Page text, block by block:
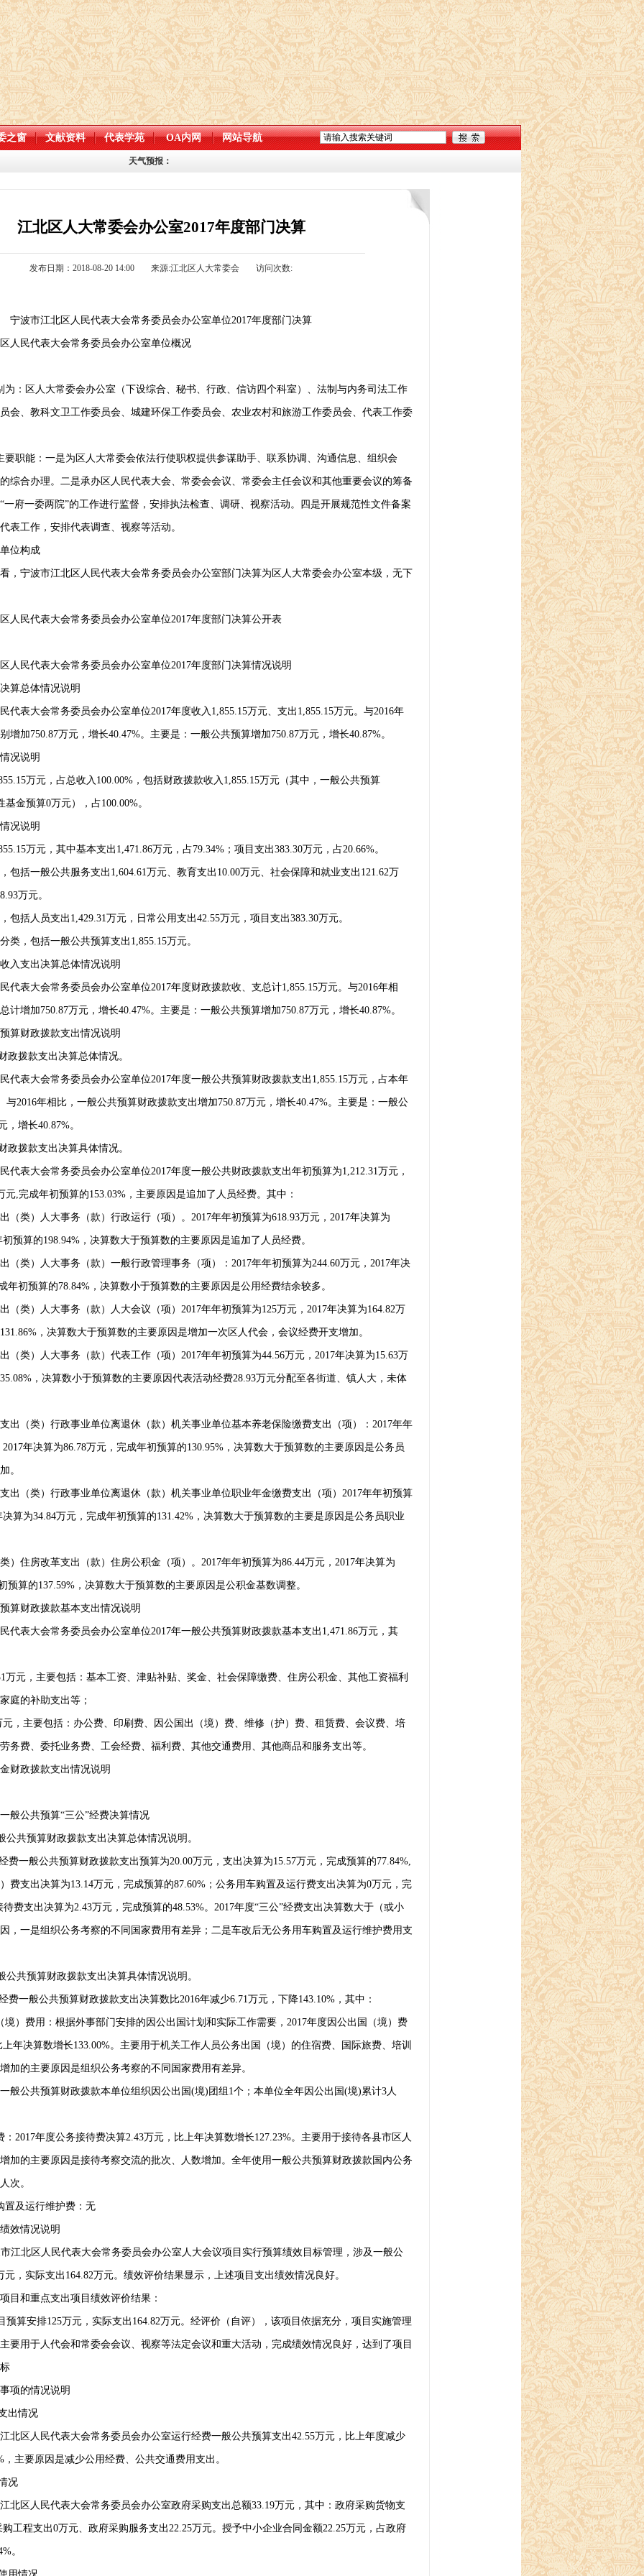
之窗 文献资料 代表学苑 OA内网 网站导航
天气预报：
江北区人大常委会办公室2017年度部门决算
发布日期：2018-08-20 14:00 来源:江北区人大常委会 访问次数:
宁波市江北区人民代表大会常务委员会办公室单位2017年度部门决算
民代表大会常务委员会办公室单位概况
为：区人大常委会办公室（下设综合、秘书、行政、信访四个科室）、法制与内务司法工作
会、教科文卫工作委员会、城建环保工作委员会、农业农村和旅游工作委员会、代表工作委
要职能：一是为区人大常委会依法行使职权提供参谋助手、联系协调、沟通信息、组织会
综合办理。二是承办区人民代表大会、常委会会议、常委会主任会议和其他重要会议的筹备
一府一委两院”的工作进行监督，安排执法检查、调研、视察活动。四是开展规范性文件备案
表工作，安排代表调查、视察等活动。
位构成
，宁波市江北区人民代表大会常务委员会办公室部门决算为区人大常委会办公室本级，无下
民代表大会常务委员会办公室单位2017年度部门决算公开表
民代表大会常务委员会办公室单位2017年度部门决算情况说明
总体情况说明
代表大会常务委员会办公室单位2017年度收入 1,855.15万元、支出 1,855.15万元。与2016年
增加750.87万元，增长40.47%。主要是：一般公共预算增加750.87万元，增长40.87%。
况说明
万元，占总收入 100.00% ，包括财政拨款收入 1,855.15万元（其中，一般公共预算
基金预算0万元），占100.00%。
况说明
万元，其中基本支出 1,471.86万元，占79.34% ；项目支出383.30万元，占20.66%。
包括一般公共服务支出 1,604.61万元、教育支出 10.00万元、社会保障和就业支出 121.62万
万元。
包括人员支出 1,429.31万元，日常公用支出42.55万元，项目支出383.30万元。
类，包括一般公共预算支出 1,855.15万元。
支出决算总体情况说明
代表大会常务委员会办公室单位2017年度财政拨款收、支总计1,855.15万元。与2016年相
计增加750.87万元，增长40.47%。主要是：一般公共预算增加750.87万元，增长40.87%。
财政拨款支出情况说明
政拨款支出决算总体情况。
代表大会常务委员会办公室单位2017年度一般公共预算财政拨款支出 1,855.15万元，占本年
与2016年相比，一般公共预算财政拨款支出增加750.87万元，增长40.47%。主要是：一般公
，增长40.87%。
政拨款支出决算具体情况。
代表大会常务委员会办公室单位2017年度一般公共财政拨款支出年初预算为1,212.31万元，
元,完成年初预算的153.03% ，主要原因是追加了人员经费。其中：
（类）人大事务（款）行政运行（项）。 2017年年初预算为618.93万元， 2017年决算为
初预算的198.94% ，决算数大于预算数的主要原因是追加了人员经费。
（类）人大事务（款）一般行政管理事务（项）： 2017年年初预算为244.60万元， 2017年决
年初预算的78.84% ，决算数小于预算数的主要原因是公用经费结余较多。
（类）人大事务（款）人大会议（项） 2017年年初预算为125万元， 2017年决算为164.82万
131.86% ，决算数大于预算数的主要原因是增加一次区人代会，会议经费开支增加。
（类）人大事务（款）代表工作（项） 2017年年初预算为44.56万元， 2017年决算为15.63万
35.08% ，决算数小于预算数的主要原因代表活动经费28.93万元分配至各街道、镇人大，未体
出（类）行政事业单位离退休（款）机关事业单位基本养老保险缴费支出（项）： 2017年年
2017年决算为86.78万元，完成年初预算的130.95% ，决算数大于预算数的主要原因是公务员
。
出（类）行政事业单位离退休（款）机关事业单位职业年金缴费支出（项） 2017年年初预算
决算为34.84万元，完成年初预算的131.42% ，决算数大于预算数的主要是原因是公务员职业
）住房改革支出（款）住房公积金（项）。 2017年年初预算为86.44万元， 2017年决算为
预算的137.59% ，决算数大于预算数的主要原因是公积金基数调整。
财政拨款基本支出情况说明
代表大会常务委员会办公室单位2017年一般公共预算财政拨款基本支出 1,471.86万元，其
万元，主要包括： 基本工资、津贴补贴、奖金、社会保障缴费、住房公积金、其他工资福利
庭的补助支出等；
元，主要包括： 办公费、印刷费、因公国出（境）费、维修（护）费、租赁费、会议费、培
务费、委托业务费、工会经费、福利费、其他交通费用、其他商品和服务支出等。
政拨款支出情况说明
般公共预算“三公”经费决算情况
公共预算财政拨款支出决算总体情况说明。
费一般公共预算财政拨款支出预算为20.00万元，支出决算为15.57万元，完成预算的77.84%,
费支出决算为13.14万元，完成预算的87.60% ；公务用车购置及运行费支出决算为0万元，完
待费支出决算为2.43万元，完成预算的48.53%。 2017年度“三公”经费支出决算数大于（或小
，一是组织公务考察的不同国家费用有差异；二是车改后无公务用车购置及运行维护费用支
公共预算财政拨款支出决算具体情况说明。
费一般公共预算财政拨款支出决算数比2016年减少6.71万元，下降143.10% ，其中：
境）费用：根据外事部门安排的因公出国计划和实际工作需要， 2017年度因公出国（境）费
上年决算数增长133.00%。主要用于机关工作人员公务出国（境）的住宿费、国际旅费、培训
加的主要原因是组织公务考察的不同国家费用有差异。
般公共预算财政拨款本单位组织因公出国 (境) 团组 1个；本单位全年因公出国 (境) 累计3人
2017年度公务接待费决算2.43万元，比上年决算数增长127.23%。主要用于接待各县市区人
加的主要原因是接待考察交流的批次、人数增加。全年使用一般公共预算财政拨款国内公务
人次。
置及运行维护费：无
情况说明
江北区人民代表大会常务委员会办公室人大会议项目实行预算绩效目标管理，涉及一般公
元，实际支出 164.82万元。 绩效评价结果显示，上述项目支出绩效情况良好。
和重点支出项目绩效评价结果：
预算安排125万元，实际支出 164.82万元。经评价（自评），该项目依据充分，项目实施管理
要用于人代会和常委会会议、视察等法定会议和重大活动，完成绩效情况良好，达到了项目
的情况说明
出情况
北区人民代表大会常务委员会办公室运行经费一般公共预算支出42.55万元，比上年度减少
，主要原因是减少公用经费、公共交通费用支出。
况
北区人民代表大会常务委员会办公室政府采购支出总额33.19万元，其中：政府采购货物支
工程支出0万元、政府采购服务支出22.25万元。授予中小企业合同金额22.25万元，占政府
。